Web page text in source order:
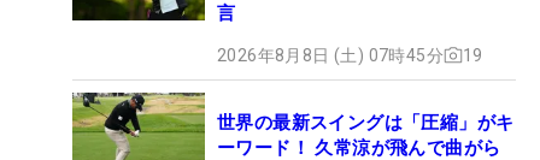
言
2026年8月8日 (土) 07時45分 19
世界の最新スイングは「圧縮」がキ
ーワード！ 久常涼が飛んで曲がら